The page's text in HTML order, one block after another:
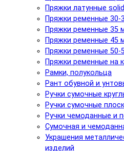
Пряжки латунные
Пряжки ременные 30-
Пряжки ременные 35
Пряжки ременные 45
Пряжки ременные 50-
Пряжки ременные на
Рамки, полукольца
Рант обувной и
Ручки сумочные
Ручки сумочные
Ручки чемоданные и
Сумочная и
Украшения
изделий